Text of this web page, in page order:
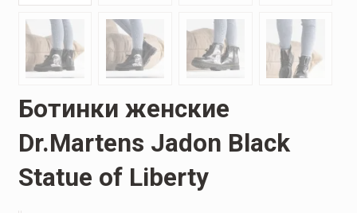
Ботинки женские
Dr.Martens Jadon Black
Statue of Liberty